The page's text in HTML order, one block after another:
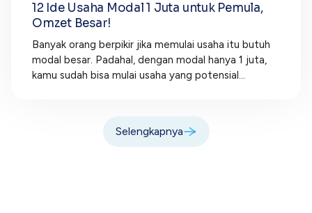
12 Ide Usaha Modal 1 Juta untuk Pemula,
Omzet Besar!
Banyak orang berpikir jika memulai usaha itu butuh
modal besar. Padahal, dengan modal hanya 1 juta,
kamu sudah bisa mulai usaha yang potensial...
Selengkapnya